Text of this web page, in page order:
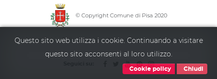
© Copyright Comune di Pisa 2020
Info point·Policy privacy ·Mappa del sito·Accessibilità
Questo sito web utilizza i cookie. Continuando a visitare
questo sito acconsenti al loro utilizzo.
Cookie policy Chiudi